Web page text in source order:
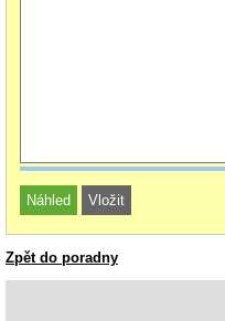
Zpět do poradny